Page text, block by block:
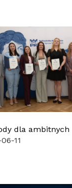
dla ambitnych
11